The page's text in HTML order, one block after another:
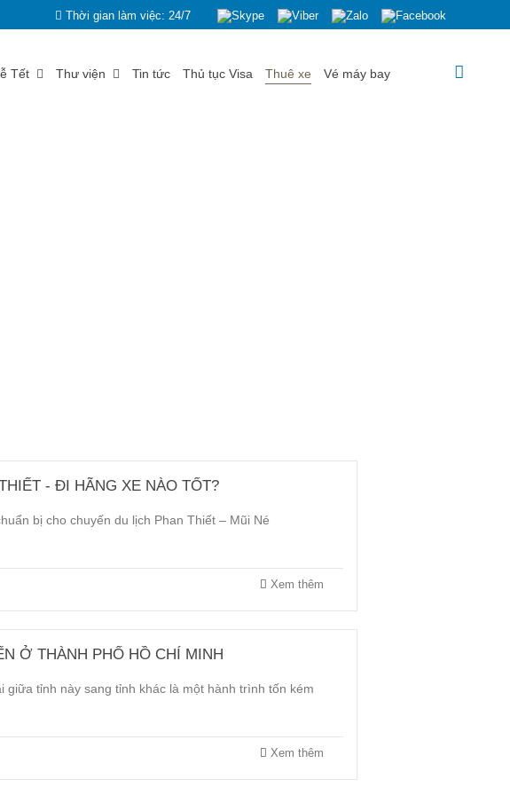
Thời gian làm việc: 24/7
Tết Thư viện Tin tức Thủ tục Visa Thuê xe Vé máy bay
- ĐI HÃNG XE NÀO TỐT?
bị cho chuyến du lịch Phan Thiết – Mũi Né
Xem thêm
Ở THÀNH PHỐ HỒ CHÍ MINH
tỉnh này sang tỉnh khác là một hành trình tốn kém
Xem thêm